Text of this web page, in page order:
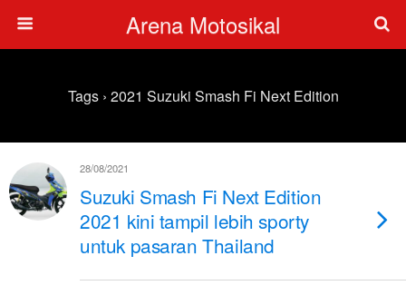
Arena Motosikal
Tags › 2021 Suzuki Smash Fi Next Edition
28/08/2021
Suzuki Smash Fi Next Edition
2021 kini tampil lebih sporty
untuk pasaran Thailand